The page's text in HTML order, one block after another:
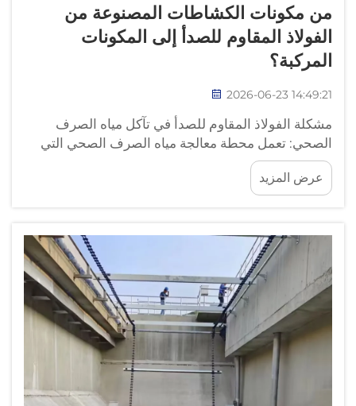
من مكونات الكشاطات المصنوعة من
الفولاذ المقاوم للصدأ إلى المكونات
المركبة؟
2026-06-23 14:49:21
مشكلة الفولاذ المقاوم للصدأ في تآكل مياه الصرف
الصحي: تعمل محطة معالجة مياه الصرف الصحي التي
تُدار ٥٠٬٠٠٠ متر مكعب يوميًّا من مياه الصرف الصحي
البلدية في بيئة كيميائية عدائية. ويحتوي ناتج المُرَسِّب
الأولي على ١٥٠ إلى ٤٠٠ ملغم/لتر من أيونات الكلوريد...
عرض المزيد